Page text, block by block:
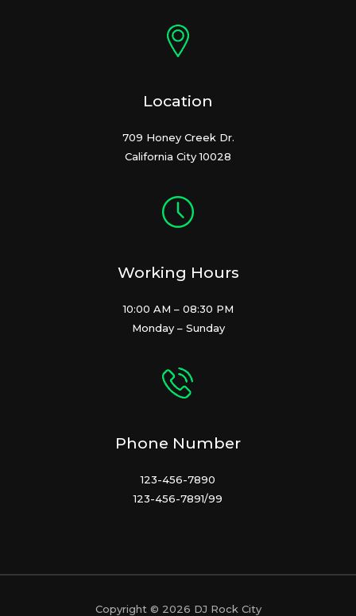
Location
709 Honey Creek Dr.
California City 10028
Working Hours
10:00 AM – 08:30 PM
Monday – Sunday
Phone Number
123-456-7890
123-456-7891/99
Copyright © 2026 DJ Rock City